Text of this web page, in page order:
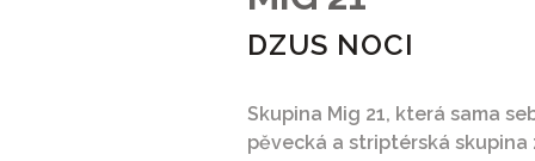
DZUS NOCI
Skupina Mig 21, která sama
pěvecká a striptérská skupina